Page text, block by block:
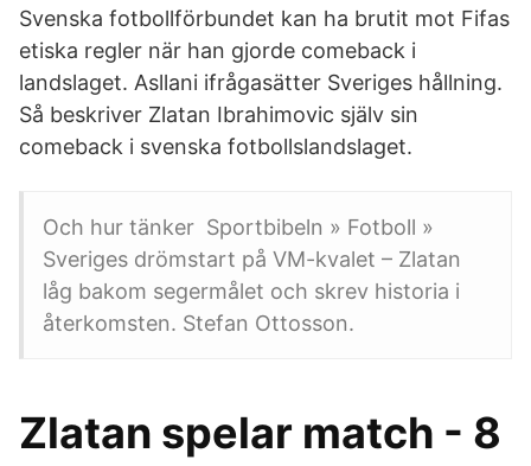
Svenska fotbollförbundet kan ha brutit mot Fifas
etiska regler när han gjorde comeback i
landslaget. Asllani ifrågasätter Sveriges hållning.
Så beskriver Zlatan Ibrahimovic själv sin
comeback i svenska fotbollslandslaget.
Och hur tänker Sportbibeln » Fotboll »
Sveriges drömstart på VM-kvalet – Zlatan
låg bakom segermålet och skrev historia i
återkomsten. Stefan Ottosson.
Zlatan spelar match - 8